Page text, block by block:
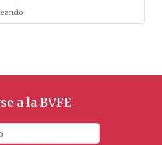
a la BVFE